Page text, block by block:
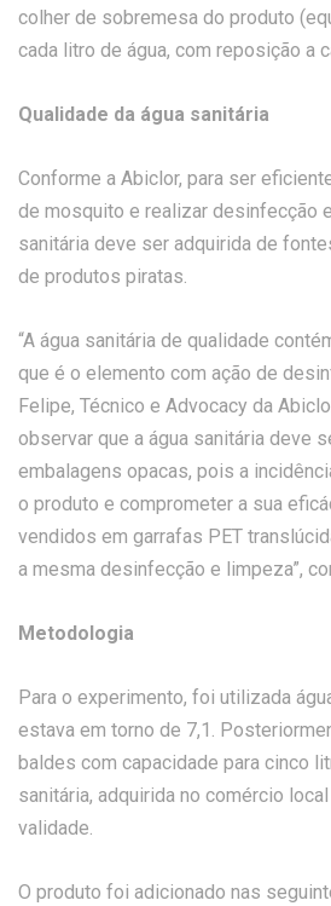
colher de sobremesa do produto
cada litro de água, com reposição a
Qualidade da água sanitária
Conforme a Abiclor, para ser
de mosquito e realizar desinfecção
sanitária deve ser adquirida de
de produtos piratas.
“A água sanitária de qualidade
que é o elemento com ação de
Felipe, Técnico e Advocacy da
observar que a água sanitária deve
embalagens opacas, pois a
o produto e comprometer a sua
vendidos em garrafas PET
a mesma desinfecção e limpeza”,
Metodologia
Para o experimento, foi utilizada
estava em torno de 7,1.
baldes com capacidade para cinco
sanitária, adquirida no comércio
validade.
O produto foi adicionado nas